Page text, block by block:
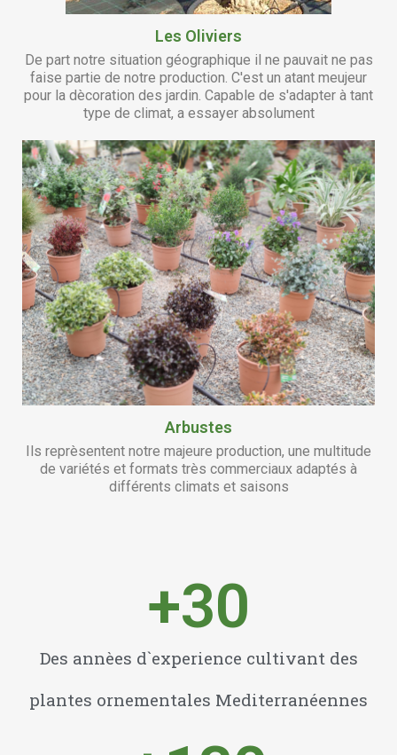
De part notre situation géographique il ne pauvait ne pas
faise partie de notre production. C'est un atant meujeur
pour la dècoration des jardin. Capable de s'adapter à tant
type de climat, a essayer absolument
Arbustes
Ils reprèsentent notre majeure production, une multitude
de variétés et formats très commerciaux adaptés à
différents climats et saisons
Des annèes d`experience cultivant des
plantes ornementales Mediterranéennes
+130